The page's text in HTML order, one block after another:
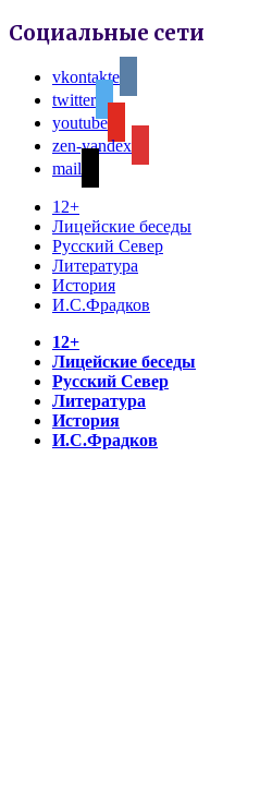
Социальные сети
vkontakte
twitter
youtube
zen-yandex
mail
12+
Лицейские беседы
Русский Север
Литература
История
И.С.Фрадков
12+
Лицейские беседы
Русский Север
Литература
История
И.С.Фрадков